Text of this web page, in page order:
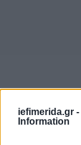
iefimerida.gr -
Information